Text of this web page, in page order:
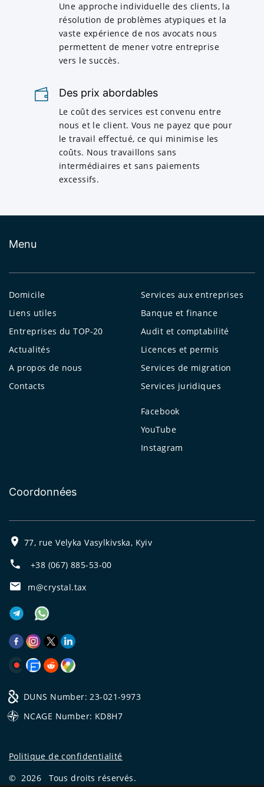
Une approche individuelle des clients, la
résolution de problèmes atypiques et la
vaste expérience de nos avocats nous
permettent de mener votre entreprise
vers le succès.
Des prix abordables
Le coût des services est convenu entre
nous et le client. Vous ne payez que pour
le travail effectué, ce qui minimise les
coûts. Nous travaillons sans
intermédiaires et sans paiements
excessifs.
Menu
Domicile
Liens utiles
Entreprises du TOP-20
Actualités
A propos de nous
Contacts
Services aux entreprises
Banque et finance
Audit et comptabilité
Licences et permis
Services de migration
Services juridiques
Facebook
YouTube
Instagram
Coordonnées
77, rue Velyka Vasylkivska, Kyiv
+38 (067) 885-53-00
m@crystal.tax
DUNS Number: 23-021-9973
NCAGE Number: KD8H7
Politique de confidentialité
© 2026 Tous droits réservés.